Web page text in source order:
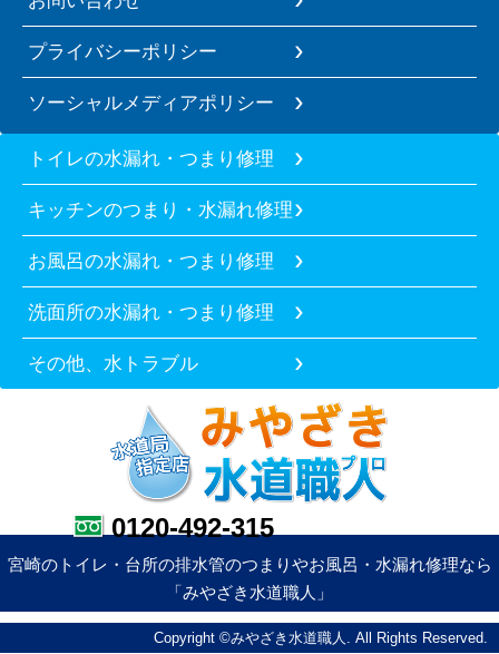
プライバシーポリシー
ソーシャルメディアポリシー
トイレの水漏れ・つまり修理
キッチンのつまり・水漏れ修理
お風呂の水漏れ・つまり修理
洗面所の水漏れ・つまり修理
その他、水トラブル
0120-492-315
宮崎のトイレ・台所の排水管のつまりやお風呂・水漏れ修理なら
「みやざき水道職人」
Copyright ©みやざき水道職人. All Rights Reserved.